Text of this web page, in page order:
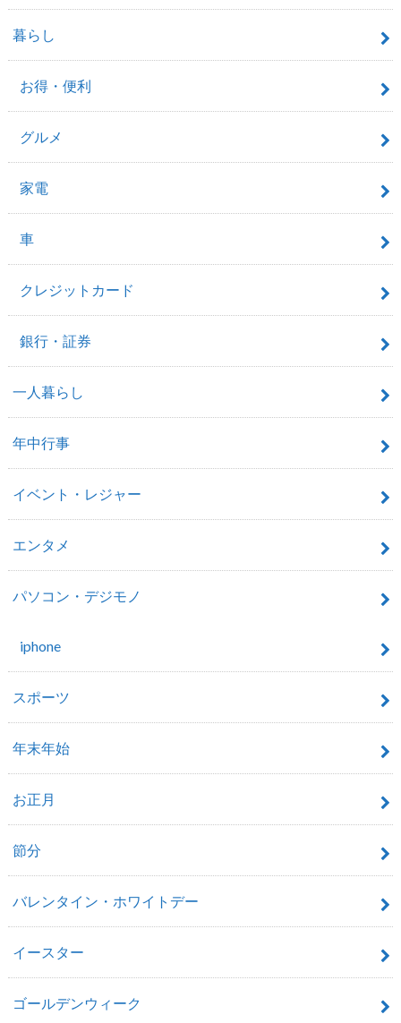
暮らし
お得・便利
グルメ
家電
車
クレジットカード
銀行・証券
一人暮らし
年中行事
イベント・レジャー
エンタメ
パソコン・デジモノ
iphone
スポーツ
年末年始
お正月
節分
バレンタイン・ホワイトデー
イースター
ゴールデンウィーク